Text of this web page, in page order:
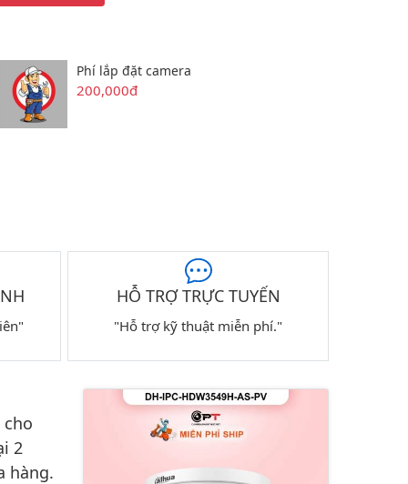
Phí lắp đặt camera
200,000đ
HỖ TRỢ TRỰC TUYẾN
"Hỗ trợ kỹ thuật miễn phí."
cho
2
hàng.